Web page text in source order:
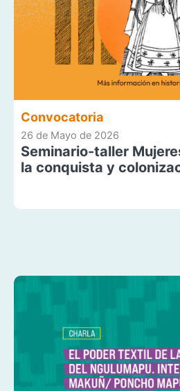
Convocatoria
26 de Mayo de 2026
Seminario-taller
la conquista y